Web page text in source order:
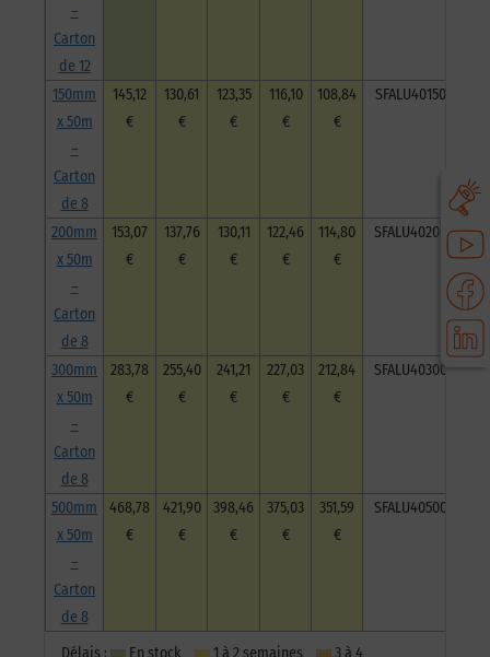
–
Carton
de 12
150mm
x 50m
–
Carton
de 8
145,12
€
130,61
€
123,35
€
116,10
€
108,84
€
SFALU40150050C8
200mm
x 50m
–
Carton
de 8
153,07
€
137,76
€
130,11
€
122,46
€
114,80
€
SFALU40200050C8
300mm
x 50m
–
Carton
de 8
283,78
€
255,40
€
241,21
€
227,03
€
212,84
€
SFALU40300050C8
500mm
x 50m
–
Carton
de 8
468,78
€
421,90
€
398,46
€
375,03
€
351,59
€
SFALU40500050C8
Délais : En stock 1 à 2 semaines 3 à 4